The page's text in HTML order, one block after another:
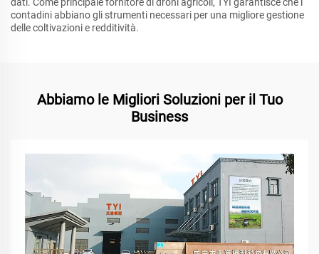
contadini abbiano gli strumenti necessari per una migliore gestione
delle coltivazioni e redditività.
Abbiamo le Migliori Soluzioni per il Tuo
Business